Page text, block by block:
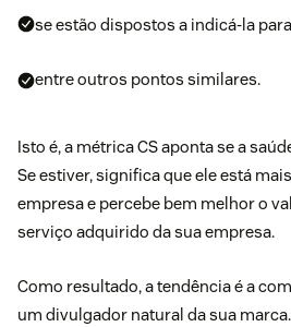
se estão dispostos a indicá-la
entre outros pontos similares.
Isto é, a métrica CS aponta se a
Se estiver, significa que ele está
empresa e percebe bem melhor o
serviço adquirido da sua empresa.
Como resultado, a tendência é a
um divulgador natural da sua